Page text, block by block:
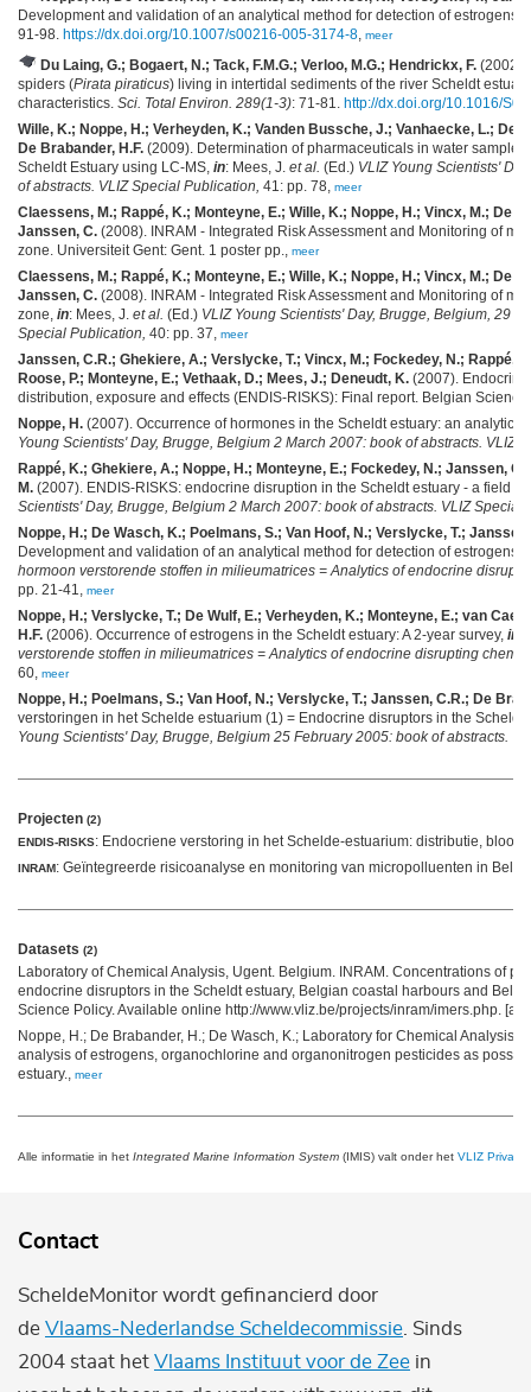
Development and validation of an analytical method for detection of estrogens
91-98. https://dx.doi.org/10.1007/s00216-005-3174-8, meer
Du Laing, G.; Bogaert, N.; Tack, F.M.G.; Verloo, M.G.; Hendrickx, F. (2002).
spiders (Pirata piraticus) living in intertidal sediments of the river Scheldt
characteristics. Sci. Total Environ. 289(1-3): 71-81. http://dx.doi.org/10.1016/
Wille, K.; Noppe, H.; Verheyden, K.; Vanden Bussche, J.; Vanhaecke, L.; De
De Brabander, H.F. (2009). Determination of pharmaceuticals in water
Scheldt Estuary using LC-MS, in: Mees, J. et al. (Ed.) VLIZ Young Scientists'
of abstracts. VLIZ Special Publication, 41: pp. 78, meer
Claessens, M.; Rappé, K.; Monteyne, E.; Wille, K.; Noppe, H.; Vincx, M.; De
Janssen, C. (2008). INRAM - Integrated Risk Assessment and Monitoring of
zone. Universiteit Gent: Gent. 1 poster pp., meer
Claessens, M.; Rappé, K.; Monteyne, E.; Wille, K.; Noppe, H.; Vincx, M.; De
Janssen, C. (2008). INRAM - Integrated Risk Assessment and Monitoring of
zone, in: Mees, J. et al. (Ed.) VLIZ Young Scientists' Day, Brugge, Belgium, 29
Special Publication, 40: pp. 37, meer
Janssen, C.R.; Ghekiere, A.; Verslycke, T.; Vincx, M.; Fockedey, N.; Rappé,
Roose, P.; Monteyne, E.; Vethaak, D.; Mees, J.; Deneudt, K. (2007).
distribution, exposure and effects (ENDIS-RISKS): Final report. Belgian
Noppe, H. (2007). Occurrence of hormones in the Scheldt estuary: an
Young Scientists' Day, Brugge, Belgium 2 March 2007: book of abstracts. VLIZ
Rappé, K.; Ghekiere, A.; Noppe, H.; Monteyne, E.; Fockedey, N.; Janssen,
M. (2007). ENDIS-RISKS: endocrine disruption in the Scheldt estuary - a field
Scientists' Day, Brugge, Belgium 2 March 2007: book of abstracts. VLIZ Special
Noppe, H.; De Wasch, K.; Poelmans, S.; Van Hoof, N.; Verslycke, T.;
Development and validation of an analytical method for detection of estrogens
hormoon verstorende stoffen in milieumatrices = Analytics of endocrine
pp. 21-41, meer
Noppe, H.; Verslycke, T.; De Wulf, E.; Verheyden, K.; Monteyne, E.; van
H.F. (2006). Occurrence of estrogens in the Scheldt estuary: A 2-year survey, in
verstorende stoffen in milieumatrices = Analytics of endocrine disrupting
60, meer
Noppe, H.; Poelmans, S.; Van Hoof, N.; Verslycke, T.; Janssen, C.R.; De
verstoringen in het Schelde estuarium (1) = Endocrine disruptors in the Scheldt
Young Scientists' Day, Brugge, Belgium 25 February 2005: book of abstracts.
Projecten (2)
ENDIS-RISKS: Endocriene verstoring in het Schelde-estuarium: distributie,
INRAM: Geïntegreerde risicoanalyse en monitoring van micropolluenten in
Datasets (2)
Laboratory of Chemical Analysis, Ugent. Belgium. INRAM. Concentrations of
endocrine disruptors in the Scheldt estuary, Belgian coastal harbours and
Science Policy. Available online http://www.vliz.be/projects/inram/imers.php.
Noppe, H.; De Brabander, H.; De Wasch, K.; Laboratory for Chemical Analysis
analysis of estrogens, organochlorine and organonitrogen pesticides as
estuary., meer
Alle informatie in het Integrated Marine Information System (IMIS) valt onder het VLIZ Privacy
Contact
ScheldeMonitor wordt gefinancierd door
de Vlaams-Nederlandse Scheldecommissie . Sinds
2004 staat het Vlaams Instituut voor de Zee in